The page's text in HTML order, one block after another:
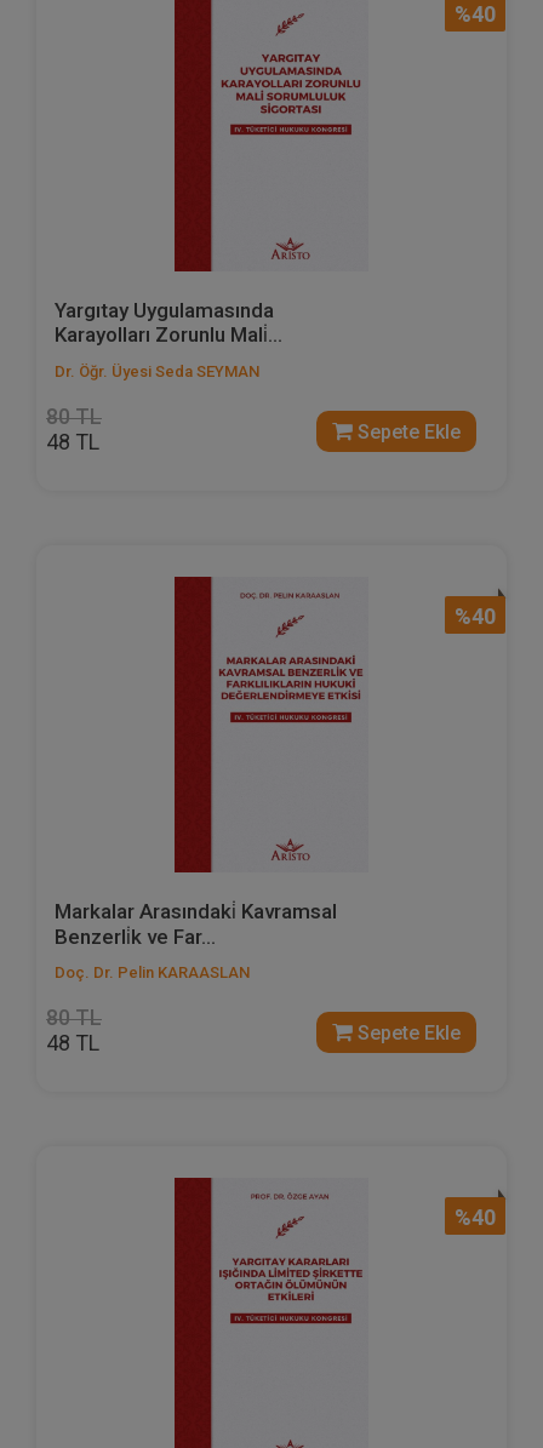
%40
Yargıtay Uygulamasında
Karayolları Zorunlu Mali̇...
Dr. Öğr. Üyesi Seda SEYMAN
80 TL
48 TL Sepete Ekle
%40
Markalar Arasındaki̇ Kavramsal
Benzerli̇k ve Far...
Doç. Dr. Pelin KARAASLAN
80 TL
48 TL Sepete Ekle
%40